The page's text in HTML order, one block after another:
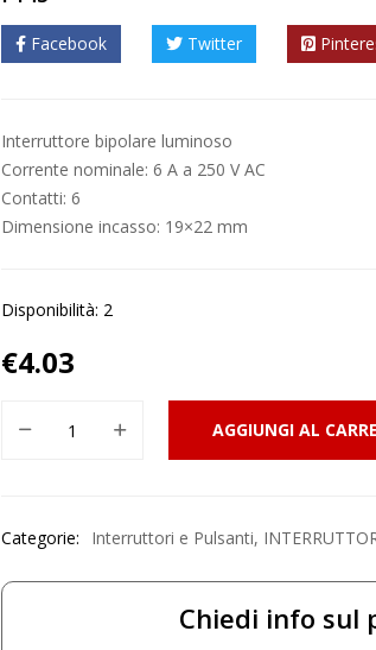
Facebook Twitter
Interruttore bipolare luminoso
Corrente nominale: 6 A a 250 V AC
Contatti: 6
Dimensione incasso: 19×22 mm
Disponibilità: 2
€4.03
AGGIUNGI AL
Categorie: Interruttori e Pulsanti,
Chiedi info sul